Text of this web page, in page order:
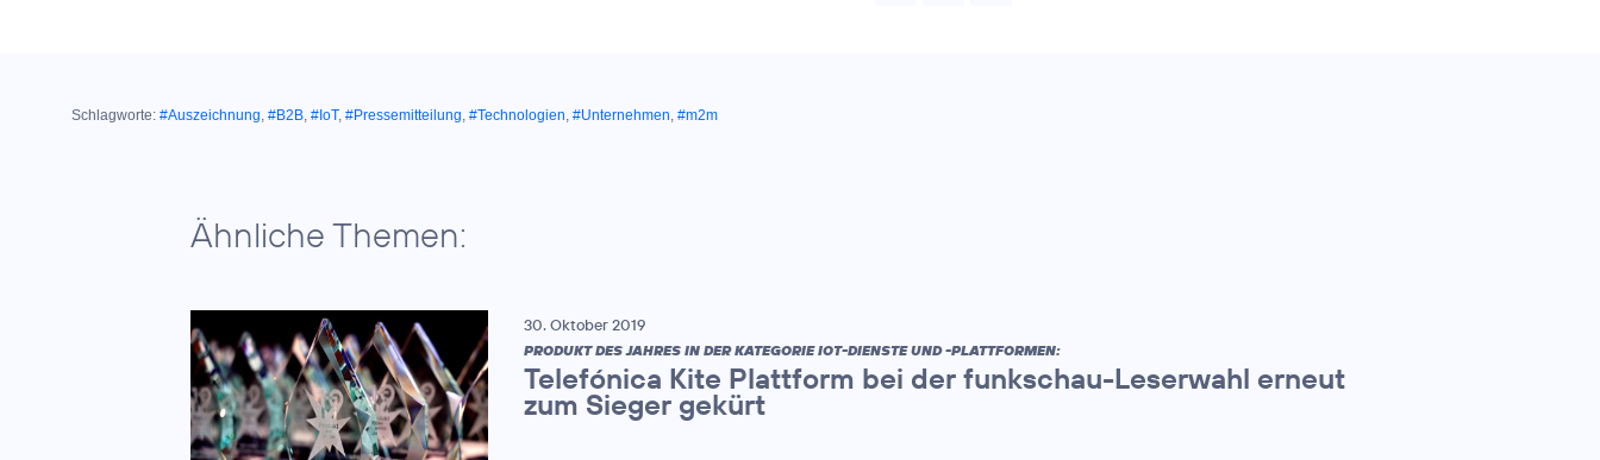
Schlagworte: #Auszeichnung, #B2B, #IoT, #Pressemitteilung, #Technologien, #Unternehmen, #m2m
Ähnliche Themen:
30. Oktober 2019
PRODUKT DES JAHRES IN DER KATEGORIE IOT-DIENSTE UND -PLATTFORMEN:
Telefónica Kite Plattform bei der funkschau-Leserwahl erneut
zum Sieger gekürt